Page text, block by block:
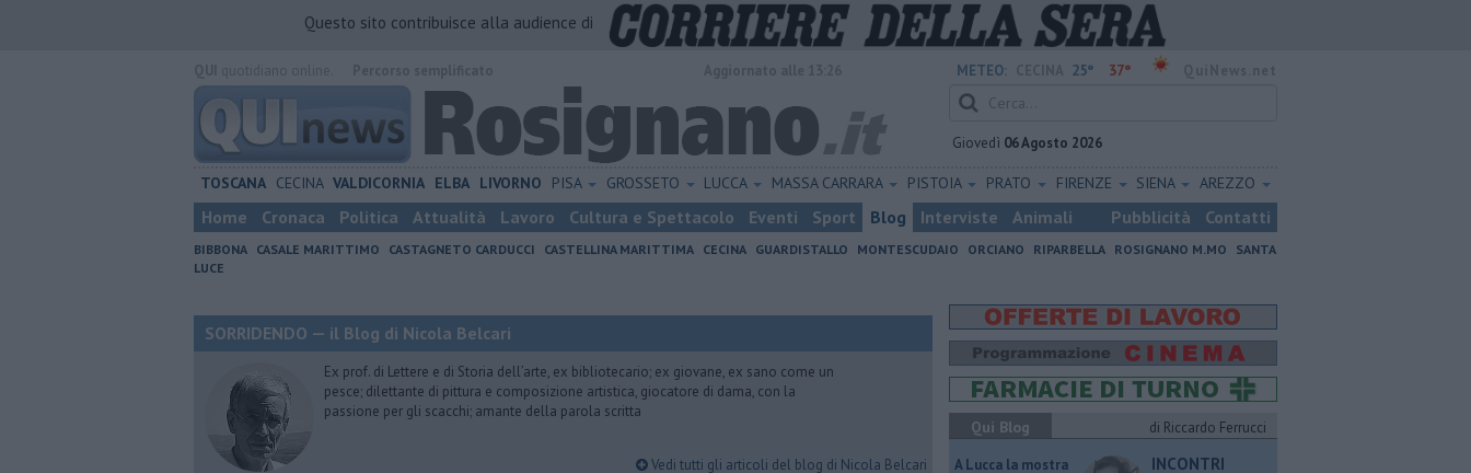
Questo sito contribuisce alla audience di
METEO: 25° 37°
Giovedì 06 Agosto 2026
TOSCANA CECINA VALDICORNIA ELBA LIVORNO PISA GROSSETO LUCCA MASSA CARRARA PISTOIA PRATO FIRENZE SIENA AREZZO
Home Cronaca Politica Attualità Lavoro Cultura e Spettacolo Eventi Sport Blog Interviste Animali Pubblicità Contatti
BIBBONA CASALE MARITTIMO CASTAGNETO CARDUCCI CASTELLINA MARITTIMA CECINA GUARDISTALLO MONTESCUDAIO ORCIANO RIPARBELLA ROSIGNANO M.MO
SANTA
LUCE
SORRIDENDO — il Blog di Nicola Belcari
Ex prof. di Lettere e di Storia dell’arte, ex bibliotecario; ex giovane, ex sano come un
pesce; dilettante di pittura e composizione artistica, giocatore di dama, con la
passione per gli scacchi; amante della parola scritta
Vedi tutti gli articoli del blog di Nicola Belcari
Qui Blog
di Riccardo Ferrucci
A Lucca la mostra
INCONTRI